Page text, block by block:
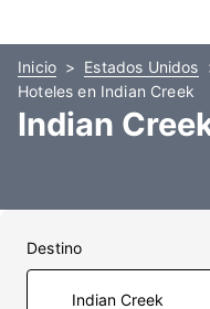
Inicio Estados Unidos
Hoteles en Indian Creek
Indian
Destino